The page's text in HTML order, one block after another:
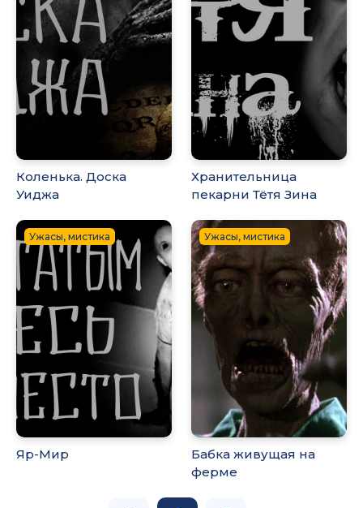
Коленька. Доска
Уиджа
Хранительница
пекарни Тётя Зина
Ужасы, мистика
Яр-Мир
Ужасы, мистика
Бабка живущая на
ферме